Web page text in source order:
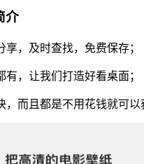
介
享，及时查找，免费保存；
有，让我们打造好看桌面；
，而且都是不用花钱就可以